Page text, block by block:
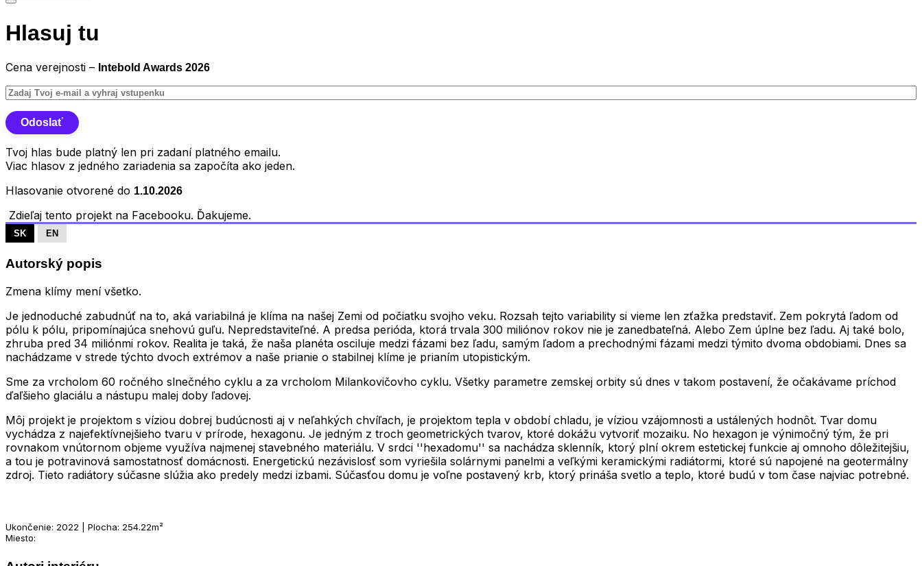
Hlasuj tu
Cena verejnosti – Intebold Awards 2026
Tvoj hlas bude platný len pri zadaní platného emailu.
Viac hlasov z jedného zariadenia sa započíta ako jeden.
Hlasovanie otvorené do 1.10.2026
Zdieľaj tento projekt na Facebooku. Ďakujeme.
SK EN
Autorský popis
Zmena klímy mení všetko.
Je jednoduché zabudnúť na to, aká variabilná je klíma na našej Zemi od počiatku svojho veku. Rozsah tejto variability si vieme len zťažka predstaviť. Zem pokrytá ľadom od
pólu k pólu, pripomínajúca snehovú guľu. Nepredstaviteľné. A predsa perióda, ktorá trvala 300 miliónov rokov nie je zanedbateľná. Alebo Zem úplne bez ľadu. Aj také bolo,
zhruba pred 34 miliónmi rokov. Realita je taká, že naša planéta osciluje medzi fázami bez ľadu, samým ľadom a prechodnými fázami medzi týmito dvoma obdobiami. Dnes sa
nachádzame v strede týchto dvoch extrémov a naše prianie o stabilnej klíme je prianím utopistickým.
Sme za vrcholom 60 ročného slnečného cyklu a za vrcholom Milankovičovho cyklu. Všetky parametre zemskej orbity sú dnes v takom postavení, že očakávame príchod
ďaľšieho glaciálu a nástupu malej doby ľadovej.
Môj projekt je projektom s víziou dobrej budúcnosti aj v neľahkých chvíľach, je projektom tepla v období chladu, je víziou vzájomnosti a ustálených hodnôt. Tvar domu
vychádza z najefektívnejšieho tvaru v prírode, hexagonu. Je jedným z troch geometrických tvarov, ktoré dokážu vytvoriť mozaiku. No hexagon je výnimočný tým, že pri
rovnakom vnútornom objeme využíva najmenej stavebného materiálu. V srdci ''hexadomu'' sa nachádza sklenník, ktorý plní okrem estetickej funkcie aj omnoho dôležitejšiu,
a tou je potravinová samostatnosť domácnosti. Energetickú nezávislosť som vyriešila solárnymi panelmi a veľkými keramickými radiátormi, ktoré sú napojené na geotermálny
zdroj. Tieto radiátory súčasne slúžia ako predely medzi izbami. Súčasťou domu je voľne postavený krb, ktorý prináša svetlo a teplo, ktoré budú v tom čase najviac potrebné.
Ukončenie: 2022 | Plocha: 254.22m²
Miesto: